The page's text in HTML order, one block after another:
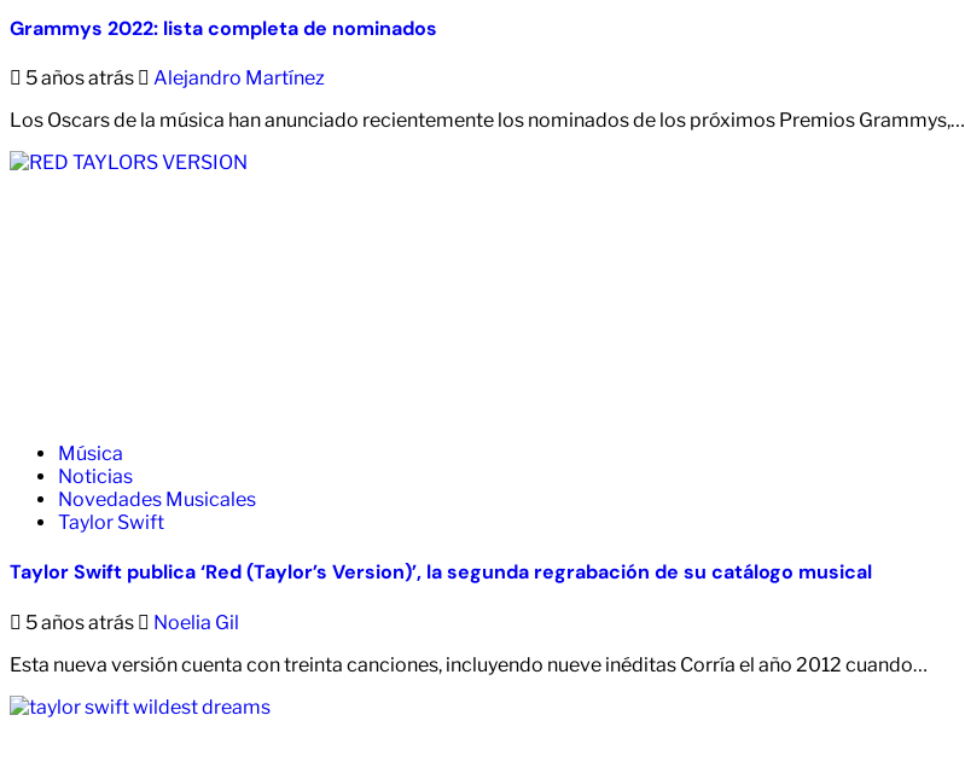
Grammys 2022: lista completa de nominados
5 años atrás
Alejandro Martínez
Los Oscars de la música han anunciado recientemente los nominados de los próximos Premios Grammys,…
Música
Noticias
Novedades Musicales
Taylor Swift
Taylor Swift publica ‘Red (Taylor’s Version)’, la segunda regrabación de su catálogo musical
5 años atrás
Noelia Gil
Esta nueva versión cuenta con treinta canciones, incluyendo nueve inéditas Corría el año 2012 cuando…